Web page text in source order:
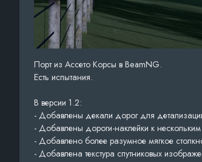
Порт из Ассето Корсы в BeamNG.
Есть испытания.
В версии 1.2:
- Добавлены декали дорог для
- Добавлены дороги-наклейки к
- Добавлено более разумное мягкое
- Добавлена текстура спутниковых